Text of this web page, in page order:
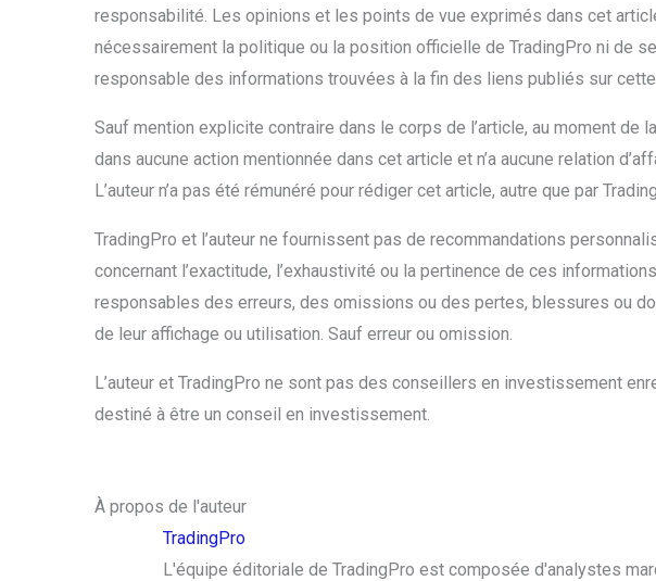
responsabilité. Les opinions et les points de vue exprimés dans cet
nécessairement la politique ou la position officielle de TradingPro ni de
responsable des informations trouvées à la fin des liens publiés sur cette
Sauf mention explicite contraire dans le corps de l’article, au moment de
dans aucune action mentionnée dans cet article et n’a aucune relation
L’auteur n’a pas été rémunéré pour rédiger cet article, autre que par
TradingPro et l’auteur ne fournissent pas de recommandations
concernant l’exactitude, l’exhaustivité ou la pertinence de ces
responsables des erreurs, des omissions ou des pertes, blessures ou
de leur affichage ou utilisation. Sauf erreur ou omission.
L’auteur et TradingPro ne sont pas des conseillers en investissement
destiné à être un conseil en investissement.
À propos de l'auteur
TradingPro
L'équipe éditoriale de TradingPro est composée d'analystes